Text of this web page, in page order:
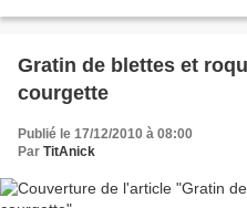
Gratin de blettes et
courgette
Publié le 17/12/2010 à 08:00
Par TitAnick